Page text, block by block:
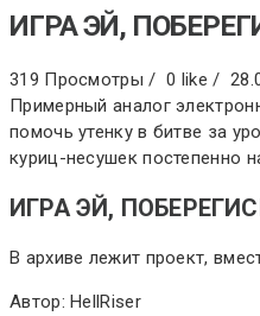
ИГРА ЭЙ,
319 Просмотры / 0 like /
Примерный аналог
помочь утенку в битве за
куриц-несушек постепенно
ИГРА ЭЙ,
В архиве лежит проект,
Автор: HellRiser